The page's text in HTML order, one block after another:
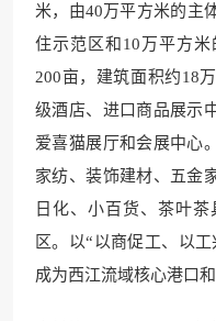
米，由40万平方米的主
住示范区和10万平方
200亩，建筑面积约18
级酒店、进口商品展示
爱喜猫展厅和会展中心
家纺、装饰建材、五金
日化、小百货、茶叶
区。以“以商促工、以
成为西江流域核心港口